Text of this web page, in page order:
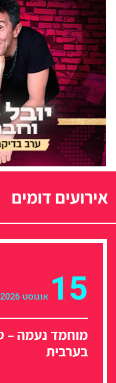
אירועים דומים
15 אוגוסט 2026
מוחמד נעמה –
בערבית